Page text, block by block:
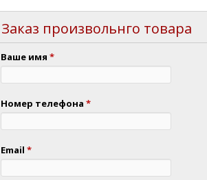
Заказ произвольнго товара
Ваше имя *
Номер телефона *
Email *